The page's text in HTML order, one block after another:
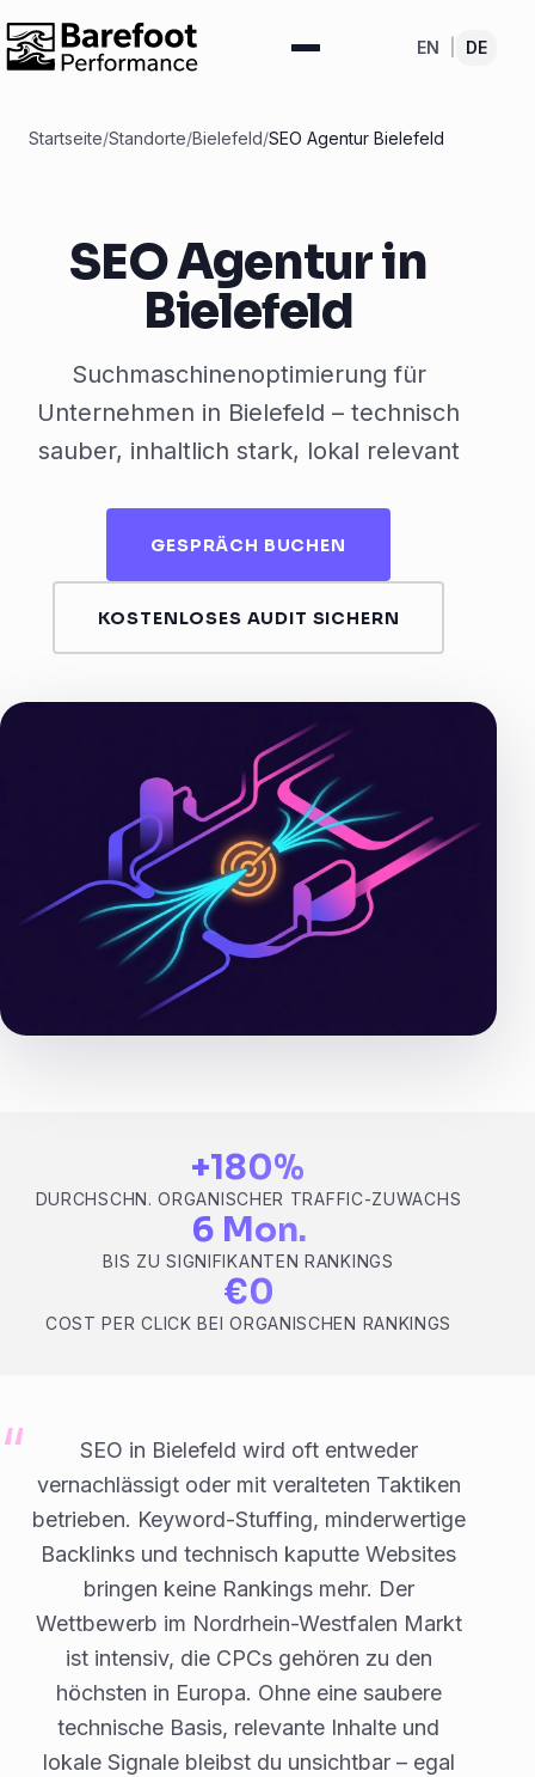
EN DE
Startseite/Standorte/Bielefeld/SEO Agentur Bielefeld
SEO Agentur in
Bielefeld
Suchmaschinenoptimierung für
Unternehmen in Bielefeld – technisch
sauber, inhaltlich stark, lokal relevant
GESPRÄCH BUCHEN
KOSTENLOSES AUDIT SICHERN
+180%
DURCHSCHN. ORGANISCHER TRAFFIC-ZUWACHS
6 Mon.
BIS ZU SIGNIFIKANTEN RANKINGS
€0
COST PER CLICK BEI ORGANISCHEN RANKINGS
SEO in Bielefeld wird oft entweder
vernachlässigt oder mit veralteten Taktiken
betrieben. Keyword-Stuffing, minderwertige
Backlinks und technisch kaputte Websites
bringen keine Rankings mehr. Der
Wettbewerb im Nordrhein-Westfalen Markt
ist intensiv, die CPCs gehören zu den
höchsten in Europa. Ohne eine saubere
technische Basis, relevante Inhalte und
lokale Signale bleibst du unsichtbar – egal